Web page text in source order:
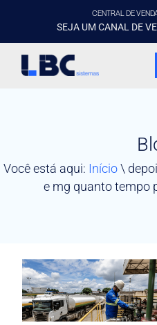
CENTRAL DE
SEJA UM CANAL DE
Você está aqui: Início\
e mg quanto tempo